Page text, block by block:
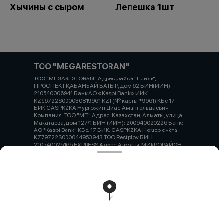
Хычины с сыром Лепешка 1шт
ТОО "MEGARESTORAN"
ТОО "MEGARESTORAN" Адрес район "Есиль",
ПРОСПЕКТ ҚАБАНБАЙ БАТЫР, дом 62 БИН(ИИН)
210540006941 Банк АО «Kaspi Bank» ИИК
KZ96722S000030819961 KZT(№ карты *9961) КБе 17
БИК CASPKZKA Нургожин Диас Амангельдыевич
Компания: ТОО "МП" Адрес: Казахстан, Алматы, улица
Макатаева, дом 127/1 БИН (ИИН): 200940020226 Банк:
АО "Kaspi Bank" КБе: 17 БИК: CASPKZKA Номер счёта:
KZ79722S000044953943 ТОО Restplov БИН
210540025165 EXPRESS Адрес Алматы, МИКРОРАЙОН
ТАУГУЛЬ-3, УЛИЦА САУРАНБАЕВА, дом 36 БИН(ИИН)
Работает на эффективном ядре